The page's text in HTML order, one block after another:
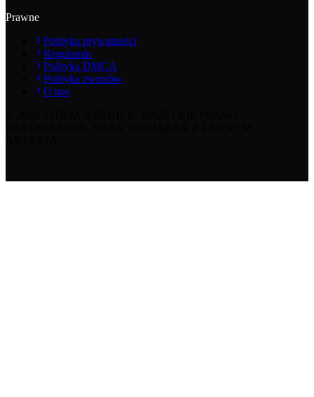
Prawne
Polityka prywatności
Regulamin
Polityka DMCA
Polityka zwrotów
O nas